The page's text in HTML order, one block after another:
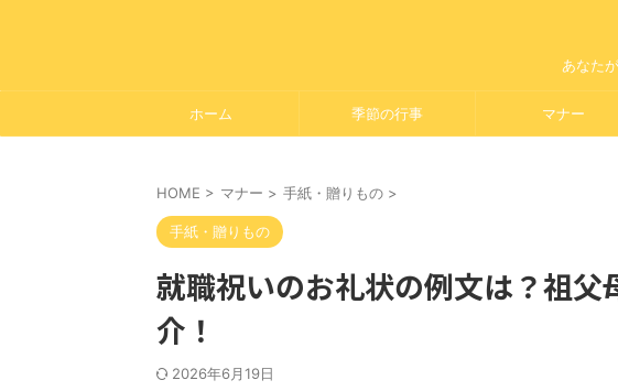
あなた
ホーム 季節の行事 マナー
HOME > マナー > 手紙・贈りもの >
手紙・贈りもの
就職祝いのお礼状の例文は？祖父
介！
2026年6月19日